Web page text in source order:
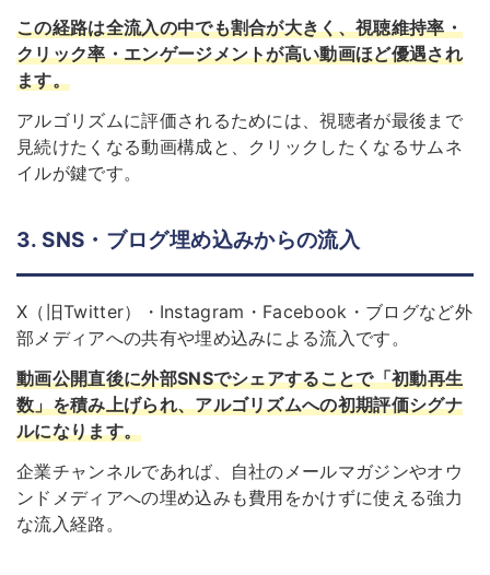
この経路は全流入の中でも割合が大きく、視聴維持率・
クリック率・エンゲージメントが高い動画ほど優遇され
ます。
アルゴリズムに評価されるためには、視聴者が最後まで
見続けたくなる動画構成と、クリックしたくなるサムネ
イルが鍵です。
3. SNS・ブログ埋め込みからの流入
X（旧Twitter）・Instagram・Facebook・ブログなど外
部メディアへの共有や埋め込みによる流入です。
動画公開直後に外部SNSでシェアすることで「初動再生
数」を積み上げられ、アルゴリズムへの初期評価シグナ
ルになります。
企業チャンネルであれば、自社のメールマガジンやオウ
ンドメディアへの埋め込みも費用をかけずに使える強力
な流入経路。